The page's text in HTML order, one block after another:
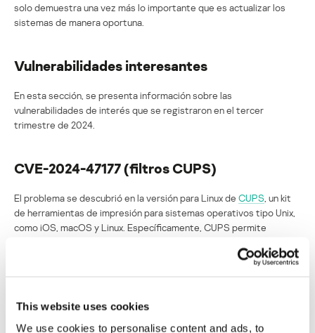
This website uses cookies
We use cookies to personalise content and ads, to
solo demuestra una vez más lo importante que es actualizar los
sistemas de manera oportuna.
Vulnerabilidades interesantes
En esta sección, se presenta información sobre las
vulnerabilidades de interés que se registraron en el tercer
trimestre de 2024.
CVE-2024-47177 (filtros CUPS)
El problema se descubrió en la versión para Linux de CUPS, un kit
de herramientas de impresión para sistemas operativos tipo Unix,
como iOS, macOS y Linux. Específicamente, CUPS permite